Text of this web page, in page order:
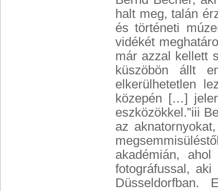
halt meg, talán
és történeti
vidékét
már azzal kellett
küszöbön állt
elkerülhetetlen
közepén […]
eszközökkel.”iii
az
akadémián,
fotográfussal,
Düsseldorfban.